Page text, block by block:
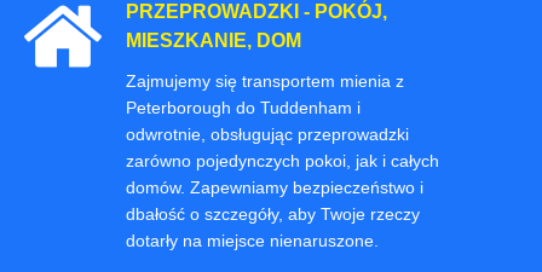
PRZEPROWADZKI - POKÓJ,
MIESZKANIE, DOM
Zajmujemy się transportem mienia z
Peterborough do Tuddenham i
odwrotnie, obsługując przeprowadzki
zarówno pojedynczych pokoi, jak i całych
domów. Zapewniamy bezpieczeństwo i
dbałość o szczegóły, aby Twoje rzeczy
dotarły na miejsce nienaruszone.